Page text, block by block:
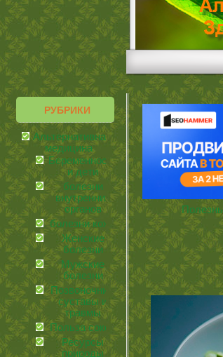
РУБРИКИ
Альтернативная
медицина
Беременность
и дети
болезни
внутренних
органов
болезни кожи
Женские
болезни
Мужские
болезни
Позвоночник,
суставы и
травмы
Польза соков
Ресурсы
природы